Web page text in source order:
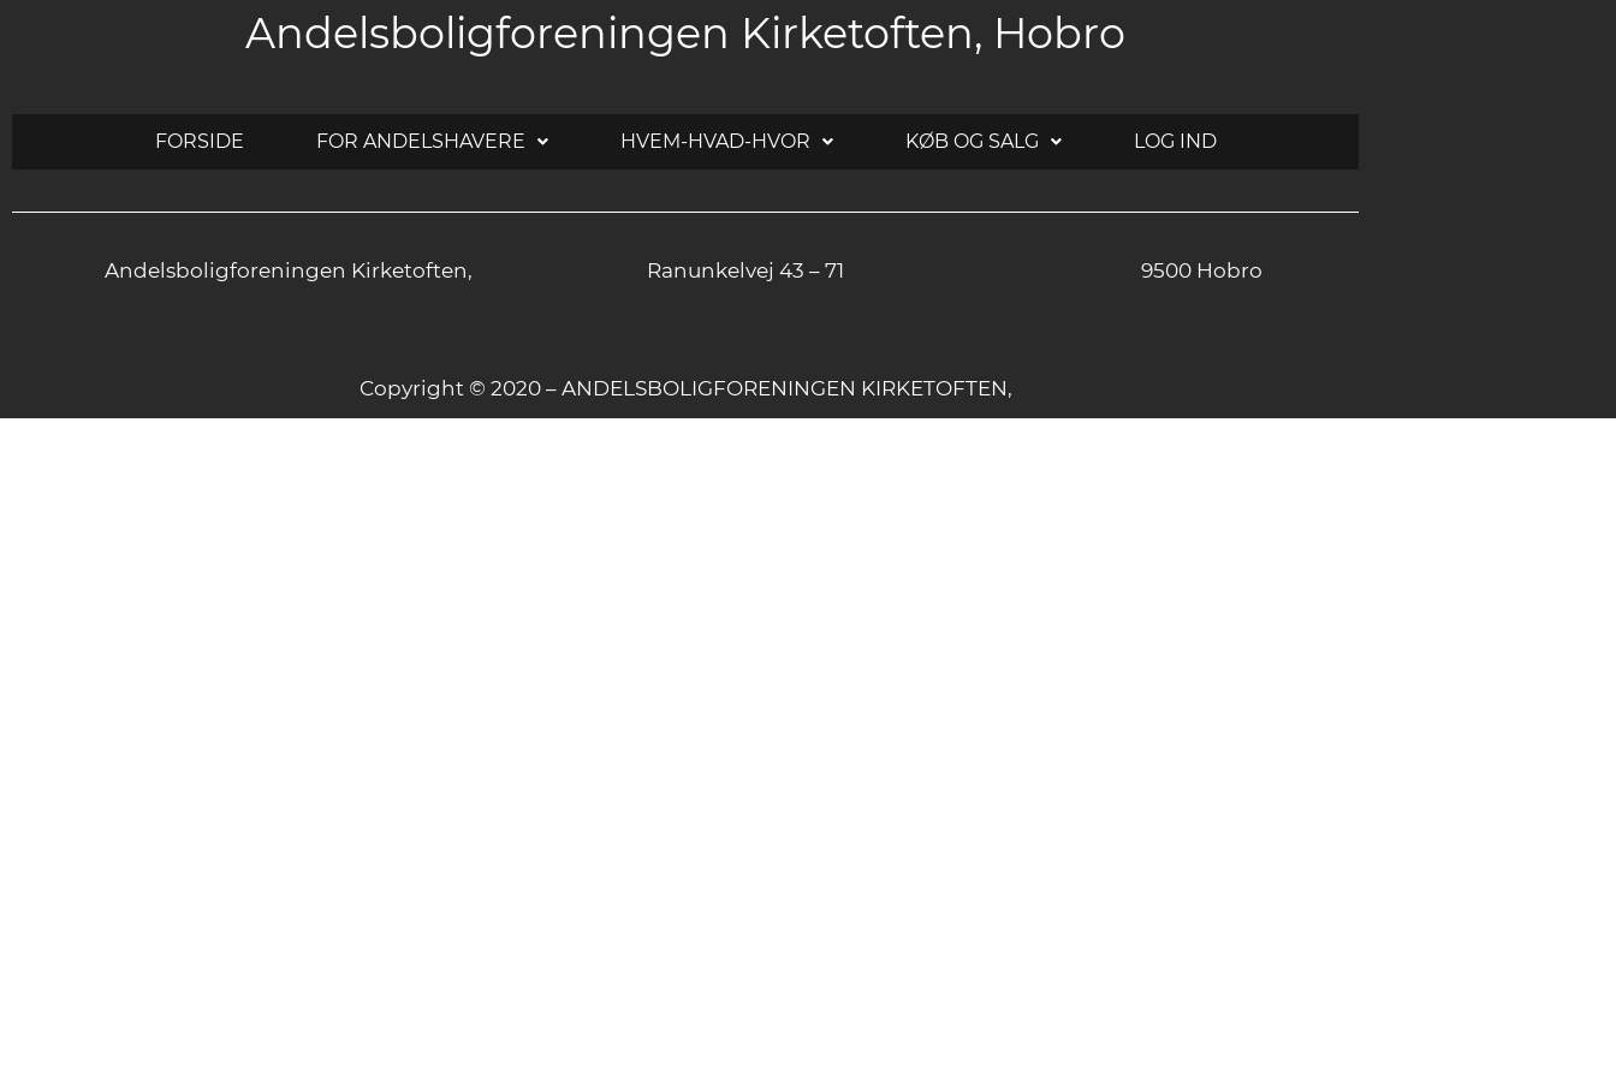
Andelsboligforeningen Kirketoften, Hobro
FORSIDE FOR ANDELSHAVERE HVEM-HVAD-HVOR KØB OG SALG LOG IND
Andelsboligforeningen Kirketoften, Ranunkelvej 43 – 71 9500 Hobro
Copyright © 2020 – ANDELSBOLIGFORENINGEN KIRKETOFTEN,